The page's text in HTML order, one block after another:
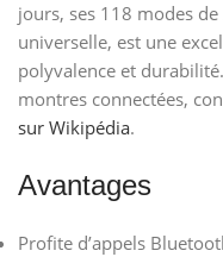
jours, ses 118 modes
universelle, est une
polyvalence et
montres connectées,
sur Wikipédia.
Avantages
Profite d’appels